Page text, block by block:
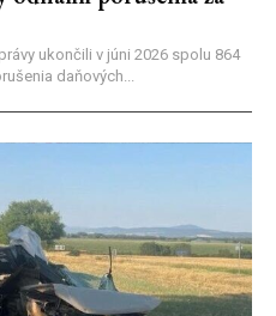
ukončili v júni 2026 spolu 864
daňových...